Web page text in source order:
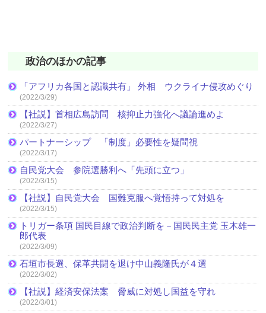
政治のほかの記事
「アフリカ各国と認識共有」 外相 ウクライナ侵攻めぐり
(2022/3/29)
【社説】首相広島訪問 核抑止力強化へ議論進めよ
(2022/3/27)
パートナーシップ 「制度」必要性を疑問視
(2022/3/17)
自民党大会 参院選勝利へ「先頭に立つ」
(2022/3/15)
【社説】自民党大会 国難克服へ覚悟持って対処を
(2022/3/15)
トリガー条項 国民目線で政治判断を－国民民主党 玉木雄一
郎代表
(2022/3/09)
石垣市長選、保革共闘を退け中山義隆氏が４選
(2022/3/02)
【社説】経済安保法案 脅威に対処し国益を守れ
(2022/3/01)